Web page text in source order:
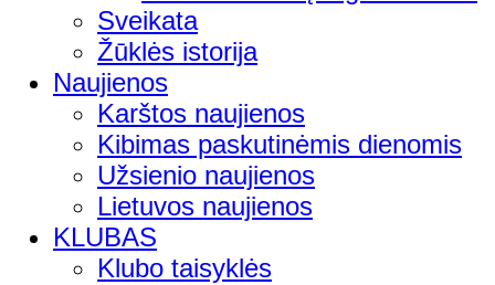
Sveikata
Žūklės istorija
Naujienos
Karštos naujienos
Kibimas paskutinėmis dienomis
Užsienio naujienos
Lietuvos naujienos
KLUBAS
Klubo taisyklės